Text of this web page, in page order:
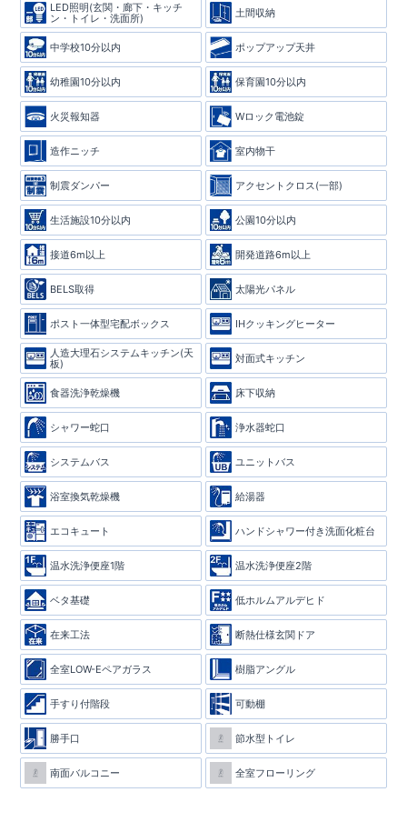
LED照明(玄関・廊下・キッチ
ン・トイレ・洗面所)
土間収納
中学校10分以内 ポップアップ天井
幼稚園10分以内 保育園10分以内
火災報知器 Wロック電池錠
造作ニッチ 室内物干
制震ダンパー アクセントクロス(一部)
生活施設10分以内 公園10分以内
接道6m以上 開発道路6m以上
BELS取得 太陽光パネル
ポスト一体型宅配ボックス IHクッキングヒーター
人造大理石システムキッチン(天
板)
対面式キッチン
食器洗浄乾燥機 床下収納
シャワー蛇口 浄水器蛇口
システムバス ユニットバス
浴室換気乾燥機 給湯器
エコキュート ハンドシャワー付き洗面化粧台
温水洗浄便座1階 温水洗浄便座2階
ベタ基礎 低ホルムアルデヒド
在来工法 断熱仕様玄関ドア
全室LOW-Eペアガラス 樹脂アングル
手すり付階段 可動棚
勝手口 節水型トイレ
南面バルコニー 全室フローリング